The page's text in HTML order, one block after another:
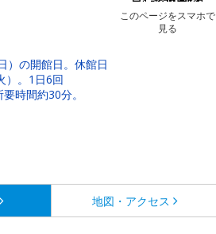
このページをスマホで
見る
）の開館日。休館日
）。1日6回
時間約30分。
地図・アクセス